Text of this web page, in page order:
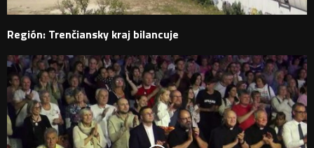
Región: Trenčiansky kraj bilancuje